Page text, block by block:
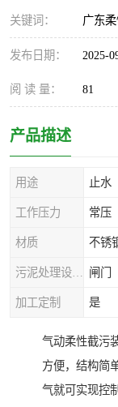
关键词： 广东
发布日期： 2025-
阅 读 量： 81
产品描述
用途 止水
工作压力 常压
材质 不锈
闸门
加工定制 是
气动柔性截污
方便，结构简
气就可实现控